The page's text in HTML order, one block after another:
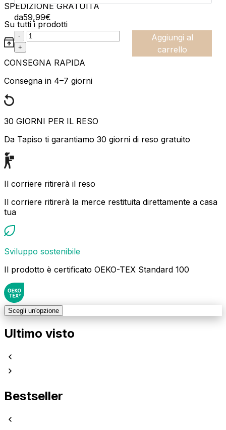
da59,99€
:product_name quantity
-
+
Aggiungi al
carrello
SPEDIZIONE GRATUITA
Su tutti i prodotti
CONSEGNA RAPIDA
Consegna in 4–7 giorni
30 GIORNI PER IL RESO
Da Tapiso ti garantiamo 30 giorni di reso gratuito
Il corriere ritirerà il reso
Il corriere ritirerà la merce restituita direttamente a casa
tua
Sviluppo sostenibile
Il prodotto è certificato OEKO-TEX Standard 100
Scegli un'opzione
Ultimo visto
Bestseller